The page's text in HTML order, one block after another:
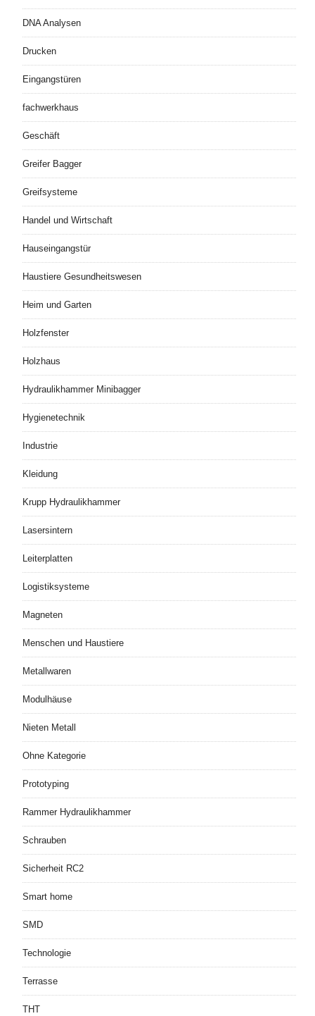
DNA Analysen
Drucken
Eingangstüren
fachwerkhaus
Geschäft
Greifer Bagger
Greifsysteme
Handel und Wirtschaft
Hauseingangstür
Haustiere Gesundheitswesen
Heim und Garten
Holzfenster
Holzhaus
Hydraulikhammer Minibagger
Hygienetechnik
Industrie
Kleidung
Krupp Hydraulikhammer
Lasersintern
Leiterplatten
Logistiksysteme
Magneten
Menschen und Haustiere
Metallwaren
Modulhäuse
Nieten Metall
Ohne Kategorie
Prototyping
Rammer Hydraulikhammer
Schrauben
Sicherheit RC2
Smart home
SMD
Technologie
Terrasse
THT